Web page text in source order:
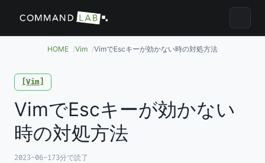
メニュ
HOME Vim VimでEscキーが効かない時の対処方法
Vim
VimでEscキーが効かない
時の対処方法
2023-06-173分で読了